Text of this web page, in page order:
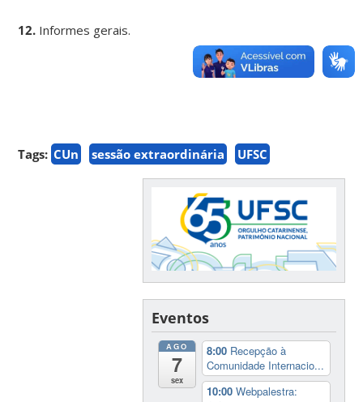
12. Informes gerais.
Tags: CUn sessão extraordinária UFSC
Eventos
AGO
7
sex
8:00 Recepção à
Comunidade Internacio...
10:00Webpalestra: